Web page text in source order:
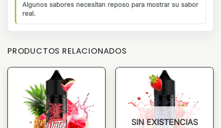
Algunos sabores necesitan reposo para mostrar su sabor
real.
PRODUCTOS RELACIONADOS
SIN EXISTENCIAS